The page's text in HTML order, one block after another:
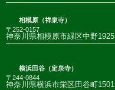
相模原（祥泉寺）
〒252-0157
神奈川県相模原市緑区中野1925
横浜田谷（定泉寺）
〒244-0844
神奈川県横浜市栄区田谷町1501